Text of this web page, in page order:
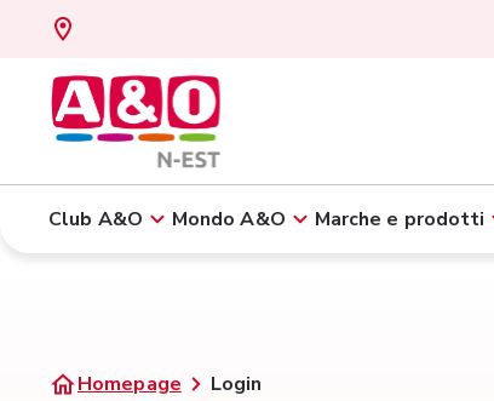
Club A&O Mondo A&O Marche e prodotti
Homepage Login